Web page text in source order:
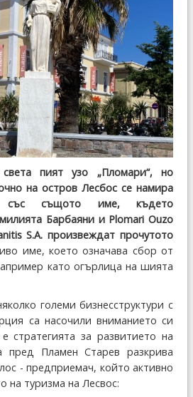
пият узо „Пломари“, но
на остров Лесбос се намира
със същото име, където
Барбаяни и Plomari Ouzo
S.A. произвеждат прочутото
име, което означава сбор от
като огърлица на шията
големи бизнесструктури с
са насочили вниманието си
стратегията за развитието на
пред Пламен Старев разкрива
- предприемач, който активно
на туризма на Лесвос: